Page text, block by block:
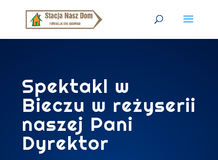
Spektakl w
Bieczu w reżyserii
naszej Pani
Dyrektor